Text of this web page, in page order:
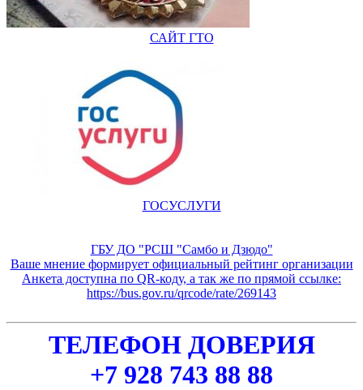
САЙТ ГТО
ГОСУСЛУГИ
ГБУ ДО "РСШ "Самбо и Дзюдо"
Ваше мнение формирует официальный рейтинг организации
Анкета доступна по QR-коду, а так же по прямой ссылке:
https://bus.gov.ru/qrcode/rate/269143
ТЕЛЕФОН ДОВЕРИЯ
+7 928 743 88 88